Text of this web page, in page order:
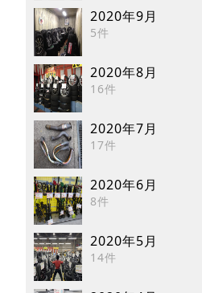
2020年9月
5件
2020年8月
16件
2020年7月
17件
2020年6月
8件
2020年5月
14件